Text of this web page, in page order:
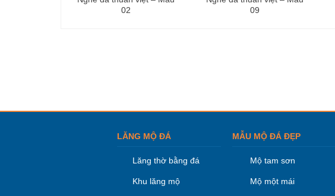
02
09
LĂNG MỘ ĐÁ
Lăng thờ bằng đá
Khu lăng mộ
MẪU MỘ ĐÁ ĐẸP
Mộ tam sơn
Mộ một mái